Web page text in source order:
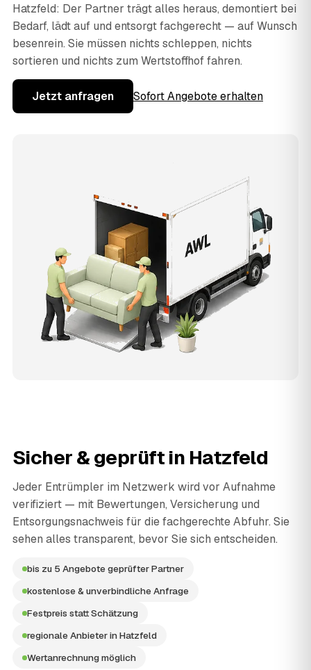
Hatzfeld: Der Partner trägt alles heraus, demontiert bei
Bedarf, lädt auf und entsorgt fachgerecht — auf Wunsch
besenrein. Sie müssen nichts schleppen, nichts
sortieren und nichts zum Wertstoffhof fahren.
Jetzt anfragen Sofort Angebote erhalten
Sicher & geprüft in Hatzfeld
Jeder Entrümpler im Netzwerk wird vor Aufnahme
verifiziert — mit Bewertungen, Versicherung und
Entsorgungsnachweis für die fachgerechte Abfuhr. Sie
sehen alles transparent, bevor Sie sich entscheiden.
bis zu 5 Angebote geprüfter Partner
kostenlose & unverbindliche Anfrage
Festpreis statt Schätzung
regionale Anbieter in Hatzfeld
Wertanrechnung möglich